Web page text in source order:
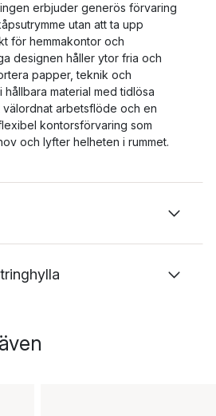
erbjuder generös förvaring
utan att ta upp
för hemmakontor och
designen håller ytor fria och
papper, teknik och
material med tidlösa
arbetsflöde och en
kontorsförvaring som
och lyfter helheten i rummet.